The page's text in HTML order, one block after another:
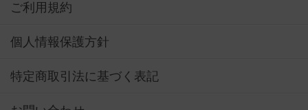
ご利用規約
個人情報保護方針
特定商取引法に基づく表記